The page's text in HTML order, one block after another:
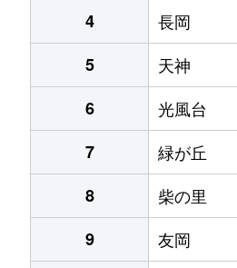
4
長岡
5
天神
6
光風台
7
緑が丘
8
柴の里
9
友岡